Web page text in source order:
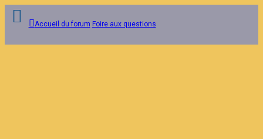
Accueil du forum Foire aux questions